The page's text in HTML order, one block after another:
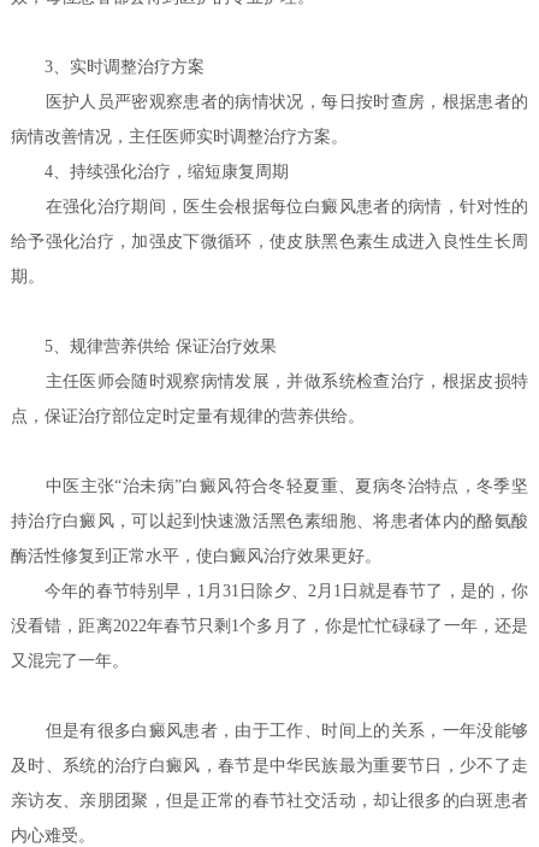
3、实时调整治疗方案
医护人员严密观察患者的病情状况，每日按时查房，根据患者的
病情改善情况，主任医师实时调整治疗方案。
4、持续强化治疗，缩短康复周期
在强化治疗期间，医生会根据每位白癜风患者的病情，针对性的
给予强化治疗，加强皮下微循环，使皮肤黑色素生成进入良性生长周
期。
5、规律营养供给 保证治疗效果
主任医师会随时观察病情发展，并做系统检查治疗，根据皮损特
点，保证治疗部位定时定量有规律的营养供给。
中医主张“治未病”白癜风符合冬轻夏重、夏病冬治特点，冬季坚
持治疗白癜风，可以起到快速激活黑色素细胞、将患者体内的酪氨酸
酶活性修复到正常水平，使白癜风治疗效果更好。
今年的春节特别早，1月31日除夕、2月1日就是春节了，是的，你
没看错，距离2022年春节只剩1个多月了，你是忙忙碌碌了一年，还是
又混完了一年。
但是有很多白癜风患者，由于工作、时间上的关系，一年没能够
及时、系统的治疗白癜风，春节是中华民族最为重要节日，少不了走
亲访友、亲朋团聚，但是正常的春节社交活动，却让很多的白斑患者
内心难受。